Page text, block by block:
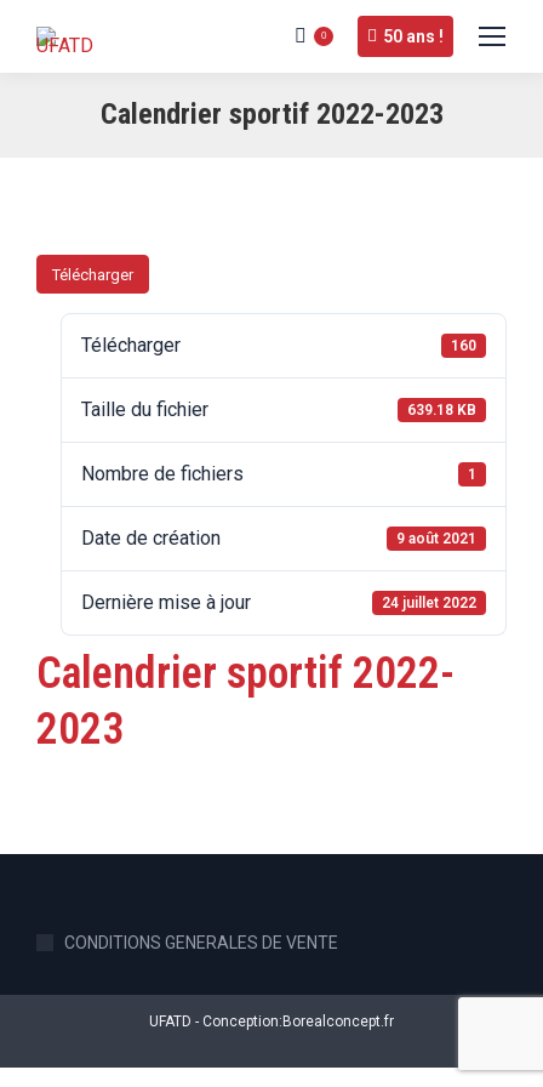
0 50 ans !
Calendrier sportif 2022-2023
Télécharger
Télécharger 160
Taille du fichier 639.18 KB
Nombre de fichiers 1
Date de création 9 août 2021
Dernière mise à jour 24 juillet 2022
Calendrier sportif 2022-
2023
CONDITIONS GENERALES DE VENTE
UFATD - Conception: Borealconcept.fr